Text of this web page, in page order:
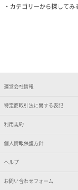
カテゴリーから探してみ
運営会社情報
特定商取引法に関する表記
利用規約
個人情報保護方針
ヘルプ
お問い合わせフォーム